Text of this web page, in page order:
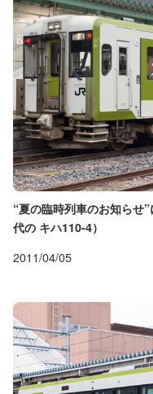
“夏の臨時列車のお知らせ
代の キハ110-4）
2011/04/05